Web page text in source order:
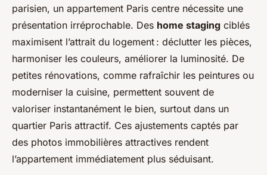
parisien, un appartement Paris centre nécessite une
présentation irréprochable. Des home staging ciblés
maximisent l’attrait du logement : déclutter les pièces,
harmoniser les couleurs, améliorer la luminosité. De
petites rénovations, comme rafraîchir les peintures ou
moderniser la cuisine, permettent souvent de
valoriser instantanément le bien, surtout dans un
quartier Paris attractif. Ces ajustements captés par
des photos immobilières attractives rendent
l’appartement immédiatement plus séduisant.